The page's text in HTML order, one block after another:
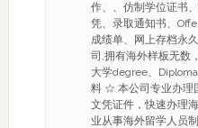
作、、仿制学位证书
凭、录取通知书、
成绩单、网上存档永
司,拥有海外样板无数
大学degree、
料 ☆ 本公司专业办理
文凭证件，快速办理
业从事海外留学人员